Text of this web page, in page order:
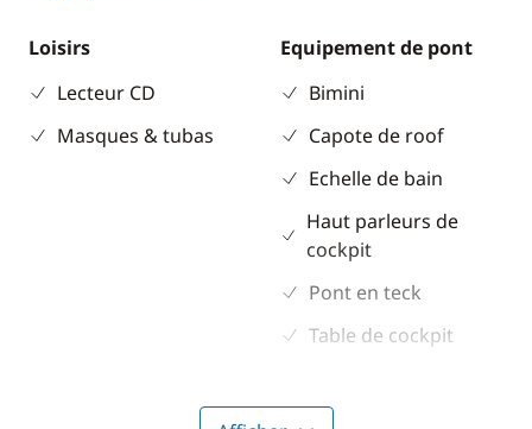
Loisirs
Lecteur CD
Masques & tubas
Equipement de pont
Bimini
Capote de roof
Echelle de bain
Haut parleurs de
cockpit
Pont en teck
Table de cockpit